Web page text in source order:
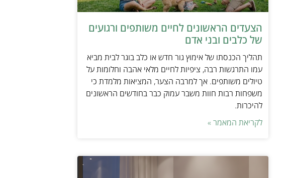
הצעדים הראשונים לחיים משותפים ורגועים
של כלבים ובני אדם
תהליך הכנסתו של אימוץ גור חדש או כלב בוגר לבית מביא
עמו התרגשות רבה, ציפיות לחיים מלאי אהבה וחלומות על
טיולים משותפים. אך למרבה הצער, המציאות מלמדת כי
משפחות רבות חוות משבר עמוק כבר בחודשים הראשונים
להיכרות.
לקריאת המאמר »